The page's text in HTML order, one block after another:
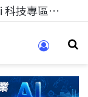
科技人的經驗傳承地！在 Pei Pei 科技專區，與學弟妹交流最硬核的技術